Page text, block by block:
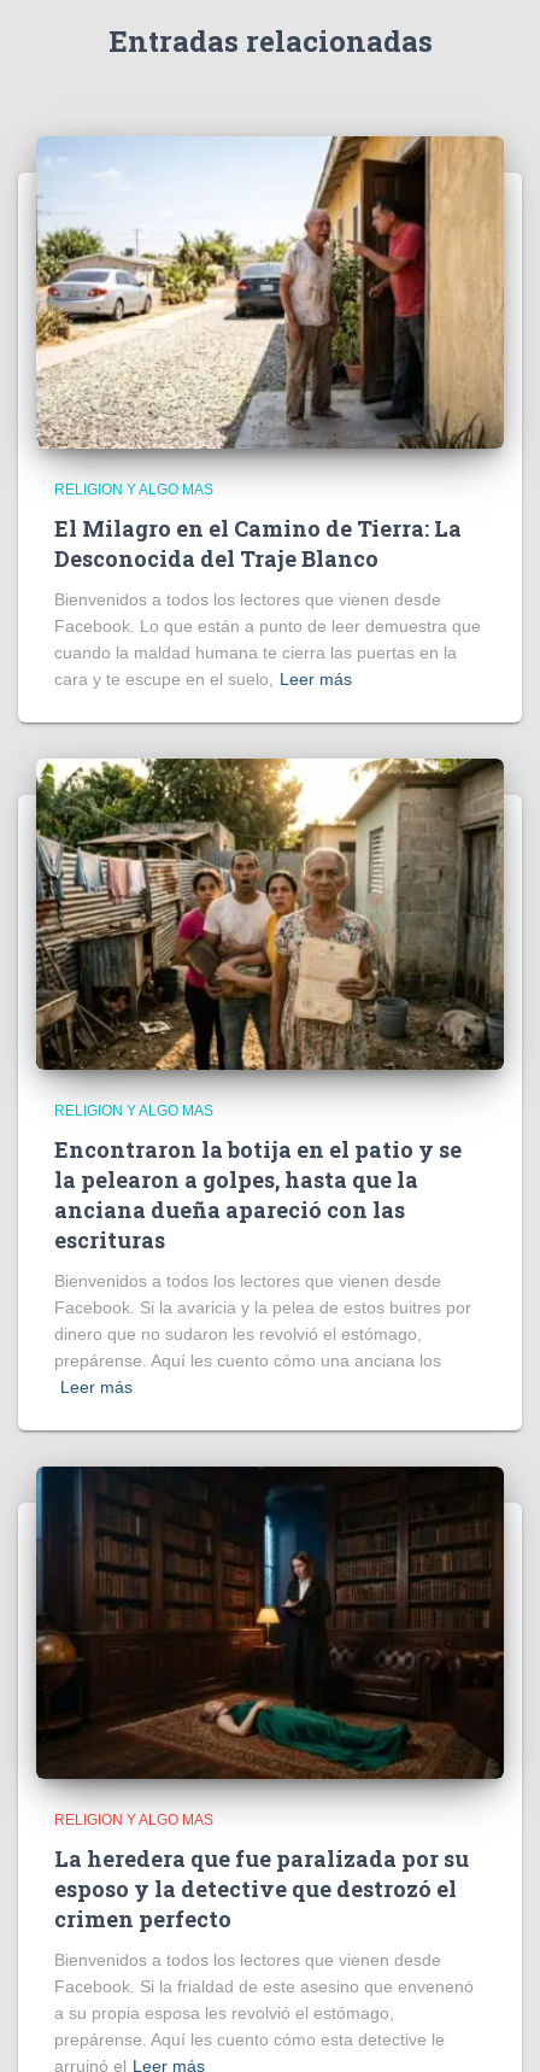
Entradas relacionadas
RELIGION Y ALGO MAS
El Milagro en el Camino de Tierra: La
Desconocida del Traje Blanco
Bienvenidos a todos los lectores que vienen desde
Facebook. Lo que están a punto de leer demuestra que
cuando la maldad humana te cierra las puertas en la
cara y te escupe en el suelo,
Leer más
RELIGION Y ALGO MAS
Encontraron la botija en el patio y se
la pelearon a golpes, hasta que la
anciana dueña apareció con las
escrituras
Bienvenidos a todos los lectores que vienen desde
Facebook. Si la avaricia y la pelea de estos buitres por
dinero que no sudaron les revolvió el estómago,
prepárense. Aquí les cuento cómo una anciana los
Leer más
RELIGION Y ALGO MAS
La heredera que fue paralizada por su
esposo y la detective que destrozó el
crimen perfecto
Bienvenidos a todos los lectores que vienen desde
Facebook. Si la frialdad de este asesino que envenenó
a su propia esposa les revolvió el estómago,
prepárense. Aquí les cuento cómo esta detective le
arruinó el Leer más